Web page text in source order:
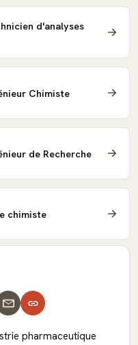
d'analyses
Chimiste
de Recherche
chimiste
pharmaceutique